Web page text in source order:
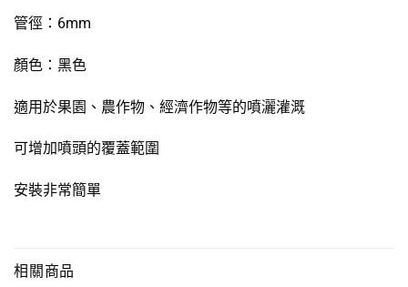
管徑：6mm
顏色：黑色
適用於果園、農作物、經濟作物等的噴灑灌溉
可增加噴頭的覆蓋範圍
安裝非常簡單
相關商品